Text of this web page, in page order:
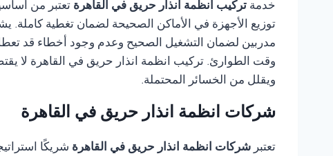
خدمة تركيب انظمة انذار حريق في القاهرة تعتبر من
توزيع الأجهزة في الأماكن الصحيحة لضمان تغطية
مدربين لضمان التشغيل الصحيح وعدم وجود أخطاء قد
وقت الطوارئ. تركيب انظمة انذار حريق في القاهرة لا
ويقلل من الخسائر المحتملة.
شركات انظمة انذار حريق في القاهرة
تعتبرشركات انظمة انذار حريق في القاهرة شريكًا